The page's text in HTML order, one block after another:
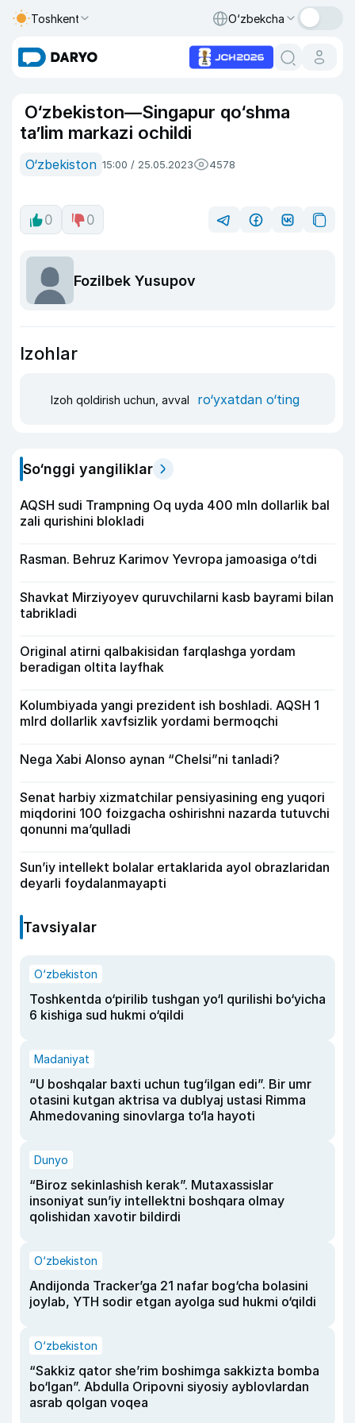
Toshkent O‘zbekcha
O‘zbekiston—Singapur qo‘shma
taʼlim markazi ochildi
O‘zbekiston 15:00 / 25.05.2023 4578
0 0
Fozilbek Yusupov
Izohlar
Izoh qoldirish uchun, avval ro‘yxatdan o‘ting
So‘nggi yangiliklar
AQSH sudi Trampning Oq uyda 400 mln dollarlik bal
zali qurishini blokladi
Rasman. Behruz Karimov Yevropa jamoasiga o‘tdi
Shavkat Mirziyoyev quruvchilarni kasb bayrami bilan
tabrikladi
Original atirni qalbakisidan farqlashga yordam
beradigan oltita layfhak
Kolumbiyada yangi prezident ish boshladi. AQSH 1
mlrd dollarlik xavfsizlik yordami bermoqchi
Nega Xabi Alonso aynan “Chelsi”ni tanladi?
Senat harbiy xizmatchilar pensiyasining eng yuqori
miqdorini 100 foizgacha oshirishni nazarda tutuvchi
qonunni ma’qulladi
Sun’iy intellekt bolalar ertaklarida ayol obrazlaridan
deyarli foydalanmayapti
Tavsiyalar
O‘zbekiston
Toshkentda o‘pirilib tushgan yo‘l qurilishi bo‘yicha
6 kishiga sud hukmi o‘qildi
Madaniyat
“U boshqalar baxti uchun tug‘ilgan edi”. Bir umr
otasini kutgan aktrisa va dublyaj ustasi Rimma
Ahmedovaning sinovlarga to‘la hayoti
Dunyo
“Biroz sekinlashish kerak”. Mutaxassislar
insoniyat sun’iy intellektni boshqara olmay
qolishidan xavotir bildirdi
O‘zbekiston
Andijonda Tracker’ga 21 nafar bog‘cha bolasini
joylab, YTH sodir etgan ayolga sud hukmi o‘qildi
O‘zbekiston
“Sakkiz qator she’rim boshimga sakkizta bomba
bo‘lgan”. Abdulla Oripovni siyosiy ayblovlardan
asrab qolgan voqea